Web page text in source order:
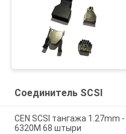
Соединитель SCSI
CEN SCSI тангажа 1.27mm
6320M 68 штыри